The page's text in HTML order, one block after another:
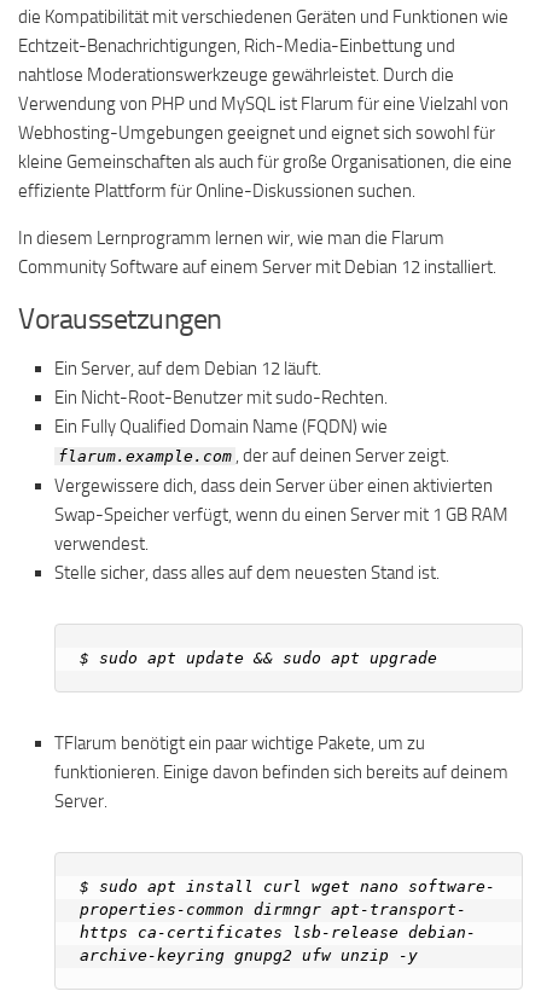
die Kompatibilität mit verschiedenen Geräten und Funktionen wie
Echtzeit-Benachrichtigungen, Rich-Media-Einbettung und
nahtlose Moderationswerkzeuge gewährleistet. Durch die
Verwendung von PHP und MySQL ist Flarum für eine Vielzahl von
Webhosting-Umgebungen geeignet und eignet sich sowohl für
kleine Gemeinschaften als auch für große Organisationen, die eine
effiziente Plattform für Online-Diskussionen suchen.
In diesem Lernprogramm lernen wir, wie man die Flarum
Community Software auf einem Server mit Debian 12 installiert.
Voraussetzungen
Ein Server, auf dem Debian 12 läuft.
Ein Nicht-Root-Benutzer mit sudo-Rechten.
Ein Fully Qualified Domain Name (FQDN) wie
flarum.example.com , der auf deinen Server zeigt.
Vergewissere dich, dass dein Server über einen aktivierten
Swap-Speicher verfügt, wenn du einen Server mit 1 GB RAM
verwendest.
Stelle sicher, dass alles auf dem neuesten Stand ist.
TFlarum benötigt ein paar wichtige Pakete, um zu
funktionieren. Einige davon befinden sich bereits auf deinem
Server.
$ sudo apt install curl wget nano software-
properties-common dirmngr apt-transport-
https ca-certificates lsb-release debian-